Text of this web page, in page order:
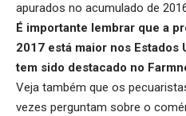
apurados no acumulado de
É importante lembrar que a
2017 está maior nos Estados
tem sido destacado no
Veja também que os
vezes perguntam sobre o